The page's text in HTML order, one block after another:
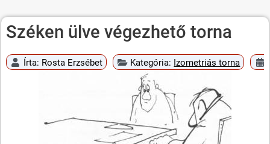
Széken ülve végezhető torna
Írta: Rosta Erzsébet Kategória: Izometriás torna